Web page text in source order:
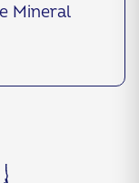
Mineral